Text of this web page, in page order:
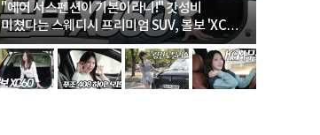
"에어 서스펜션이 기본이라니!" 갓성비
미쳤다는 스웨디시 프리미엄 SUV, 볼보 'XC60
B5 울트라'